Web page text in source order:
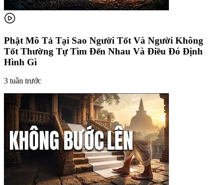
Phật Mô Tả Tại Sao Người Tốt Và Người Không
Tốt Thường Tự Tìm Đến Nhau Và Điều Đó Định
Hình Gì
3 tuần trước